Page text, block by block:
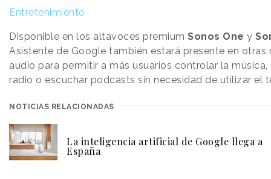
Entretenimiento
Disponible en los altavoces premium Sonos One y
Asistente de Google también estará presente en otras
audio para permitir a más usuarios controlar la
radio o escuchar podcasts sin necesidad de utilizar el
NOTICIAS RELACIONADAS
La inteligencia artificial de Google llega a
España